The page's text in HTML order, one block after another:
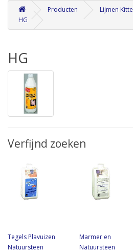
Producten
Lijmen
HG
HG
Verfijnd zoeken
Tegels Plavuizen
Natuursteen
Marmer en
Natuursteen